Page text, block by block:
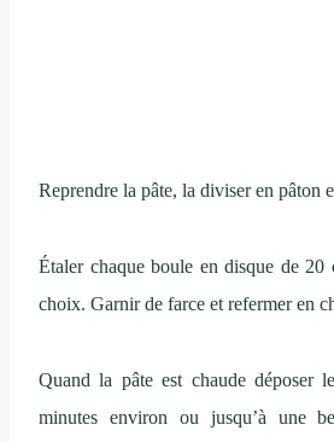
Reprendre la pâte, la diviser en pâton
Étaler chaque boule en disque de 20
choix. Garnir de farce et refermer en
Quand la pâte est chaude déposer
minutes environ ou jusqu’à une